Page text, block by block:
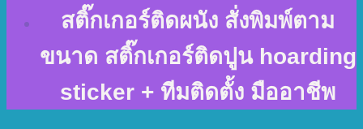
สติ๊กเกอร์ติดผนัง สั่งพิมพ์ตาม
ขนาด สติ๊กเกอร์ติดปูน hoarding
sticker + ทีมติดตั้ง มืออาชีพ